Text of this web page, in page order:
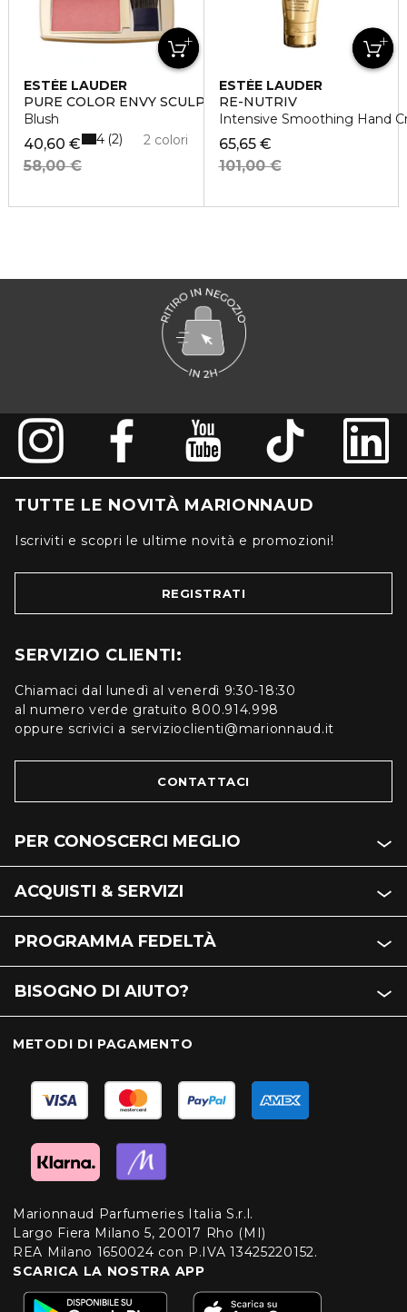
ESTÉE LAUDER
PURE COLOR ENVY SCULPTING BLUSH
Blush
40,60 €
58,00 €
2 colori
4 2
ESTÉE LAUDER
RE-NUTRIV
Intensive Smoothing Hand
65,65 €
101,00 €
TUTTE LE NOVITÀ MARIONNAUD
Iscriviti e scopri le ultime novità e promozioni!
REGISTRATI
SERVIZIO CLIENTI:
Chiamaci dal lunedì al venerdì 9:30-18:30
al numero verde gratuito 800.914.998
oppure scrivici a servizioclienti@marionnaud.it
CONTATTACI
PER CONOSCERCI MEGLIO
ACQUISTI & SERVIZI
PROGRAMMA FEDELTÀ
BISOGNO DI AIUTO?
METODI DI PAGAMENTO
Marionnaud Parfumeries Italia S.r.l.
Largo Fiera Milano 5, 20017 Rho (MI)
REA Milano 1650024 con P.IVA 13425220152.
SCARICA LA NOSTRA APP